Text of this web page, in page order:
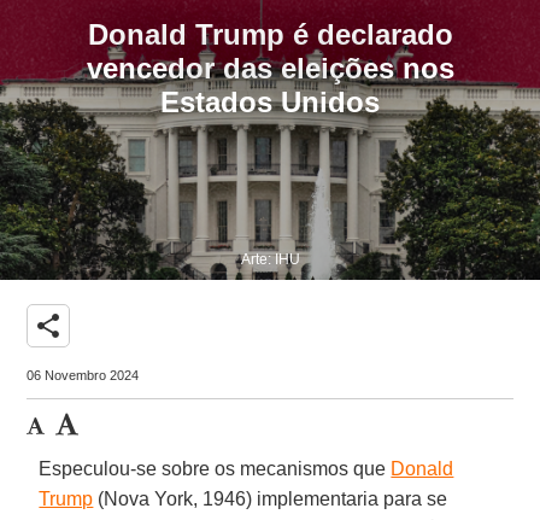
Donald Trump é declarado
vencedor das eleições nos
Estados Unidos
Arte: IHU
share
06 Novembro 2024
Especulou-se sobre os mecanismos que Donald
Trump (Nova York, 1946) implementaria para se